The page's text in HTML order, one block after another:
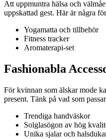
Att uppmuntra hälsa och
uppskattad gest. Här är några
Yogamatta och tillbehör
Fitness tracker
Aromaterapi-set
Fashionabla
För kvinnan som älskar mode
present. Tänk på vad som
Trendiga handväskor
Solglasögon av hög
Unika sjalar och